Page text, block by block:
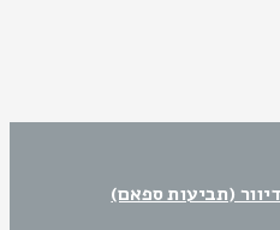
(תביעות ספאם)